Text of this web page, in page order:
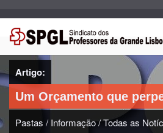
Artigo:
Um Orçamento que
Pastas / Informação/Todas as